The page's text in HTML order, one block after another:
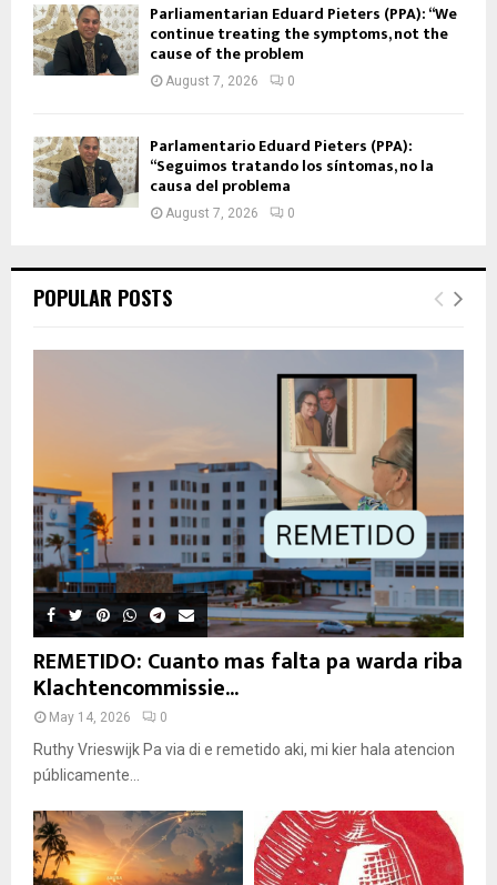
Parliamentarian Eduard Pieters (PPA): “We
continue treating the symptoms, not the
cause of the problem
August 7, 2026 0
Parlamentario Eduard Pieters (PPA):
“Seguimos tratando los síntomas, no la
causa del problema
August 7, 2026 0
POPULAR POSTS
REMETIDO: Cuanto mas falta pa warda riba
Klachtencommissie...
May 14, 2026 0
Ruthy Vrieswijk Pa via di e remetido aki, mi kier hala atencion
públicamente...